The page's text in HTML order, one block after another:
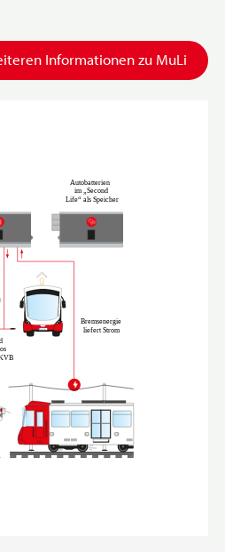
Informationen zu MuLi